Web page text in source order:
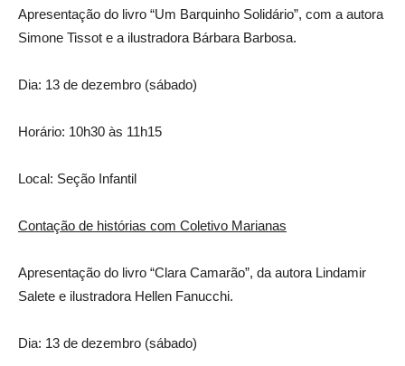
Apresentação do livro “Um Barquinho Solidário”, com a autora
Simone Tissot e a ilustradora Bárbara Barbosa.
Dia: 13 de dezembro (sábado)
Horário: 10h30 às 11h15
Local: Seção Infantil
Contação de histórias com Coletivo Marianas
Apresentação do livro “Clara Camarão”, da autora Lindamir
Salete e ilustradora Hellen Fanucchi.
Dia: 13 de dezembro (sábado)